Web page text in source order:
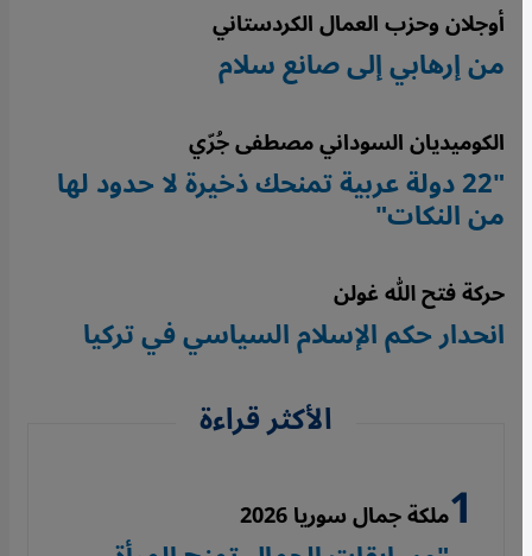
أوجلان وحزب العمال الكردستاني
من إرهابي إلى صانع سلام
الكوميديان السوداني مصطفى جُرّي
"22 دولة عربية تمنحك ذخيرة لا حدود لها
من النكات"
حركة فتح الله غولن
انحدار حكم الإسلام السياسي في تركيا
الأكثر قراءة
ملكة جمال سوريا 2026